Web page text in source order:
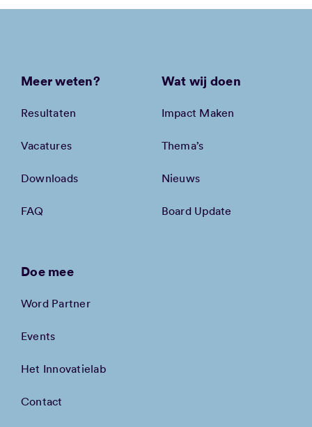
Meer weten?
Resultaten
Vacatures
Downloads
FAQ
Wat wij doen
Impact Maken
Thema’s
Nieuws
Board Update
Doe mee
Word Partner
Events
Het Innovatielab
Contact